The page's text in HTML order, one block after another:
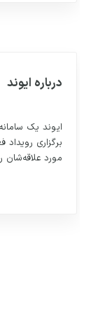
درباره ایوند
ایوند یک سامانه‌ی
برگزاری رویداد
مورد علاقه‌شان را